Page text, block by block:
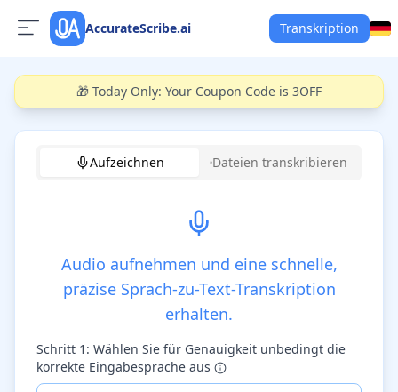
AccurateScribe.ai Transkription
🎁 Today Only: Your Coupon Code is 3OFF
Aufzeichnen Dateien transkribieren
Audio aufnehmen und eine schnelle,
präzise Sprach-zu-Text-Transkription
erhalten.
Schritt 1: Wählen Sie für Genauigkeit unbedingt die
korrekte Eingabesprache aus